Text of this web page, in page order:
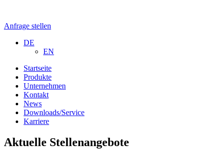
Anfrage stellen
DE
EN
Startseite
Produkte
Unternehmen
Kontakt
News
Downloads/Service
Karriere
Aktuelle Stellenangebote